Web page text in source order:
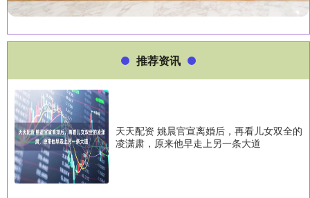
推荐资讯
天天配资 姚晨官宣离婚后，再看儿女双全的
凌潇肃，原来他早走上另一条大道